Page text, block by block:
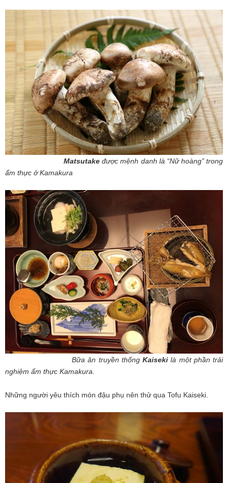
Matsutake được mệnh danh là “Nữ hoàng” trong
ẩm thực ở Kamakura
Bữa ăn truyền thốngKaiseki là một phần trải
nghiệm ẩm thực Kamakura.
Những người yêu thích món đậu phụ nên thử qua Tofu Kaiseki.